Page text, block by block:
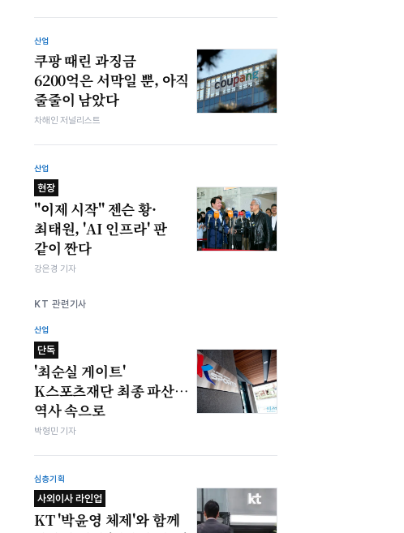
산업
쿠팡 때린 과징금
6200억은 서막일 뿐, 아직
줄줄이 남았다
차해인 저널리스트
산업
현장
"이제 시작" 젠슨 황·
최태원, 'AI 인프라' 판
같이 짠다
강은경 기자
KT 관련기사
산업
단독
'최순실 게이트'
K스포츠재단 최종 파산…
역사 속으로
박형민 기자
심층기획
사외이사 라인업
KT '박윤영 체제'와 함께